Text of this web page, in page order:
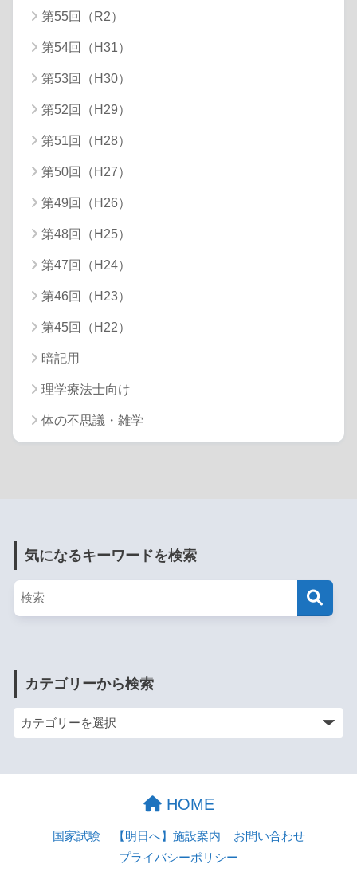
第55回（R2）
第54回（H31）
第53回（H30）
第52回（H29）
第51回（H28）
第50回（H27）
第49回（H26）
第48回（H25）
第47回（H24）
第46回（H23）
第45回（H22）
暗記用
理学療法士向け
体の不思議・雑学
気になるキーワードを検索
カテゴリーから検索
HOME
国家試験 【明日へ】施設案内
お問い合わせ
プライバシーポリシー